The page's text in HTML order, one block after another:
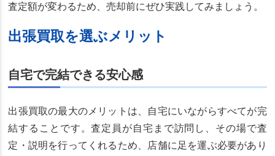
査定額が変わるため、売却前にぜひ実践してみましょう。
出張買取を選ぶメリット
自宅で完結できる安心感
出張買取の最大のメリットは、自宅にいながらすべてが完
結することです。査定員が自宅まで訪問し、その場で査
定・説明を行ってくれるため、店舗に足を運ぶ必要があり